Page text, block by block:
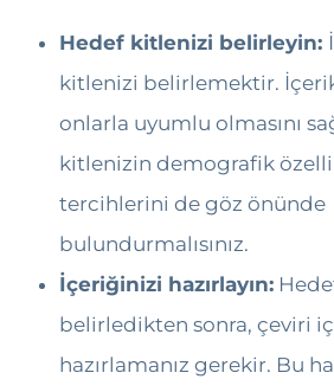
Hedef kitlenizi belirleyin:
kitlenizi belirlemektir.
onlarla uyumlu olmasını
kitlenizin demografik
tercihlerini de göz önünde
bulundurmalısınız.
İçeriğinizi hazırlayın:
belirledikten sonra, çeviri
hazırlamanız gerekir. Bu